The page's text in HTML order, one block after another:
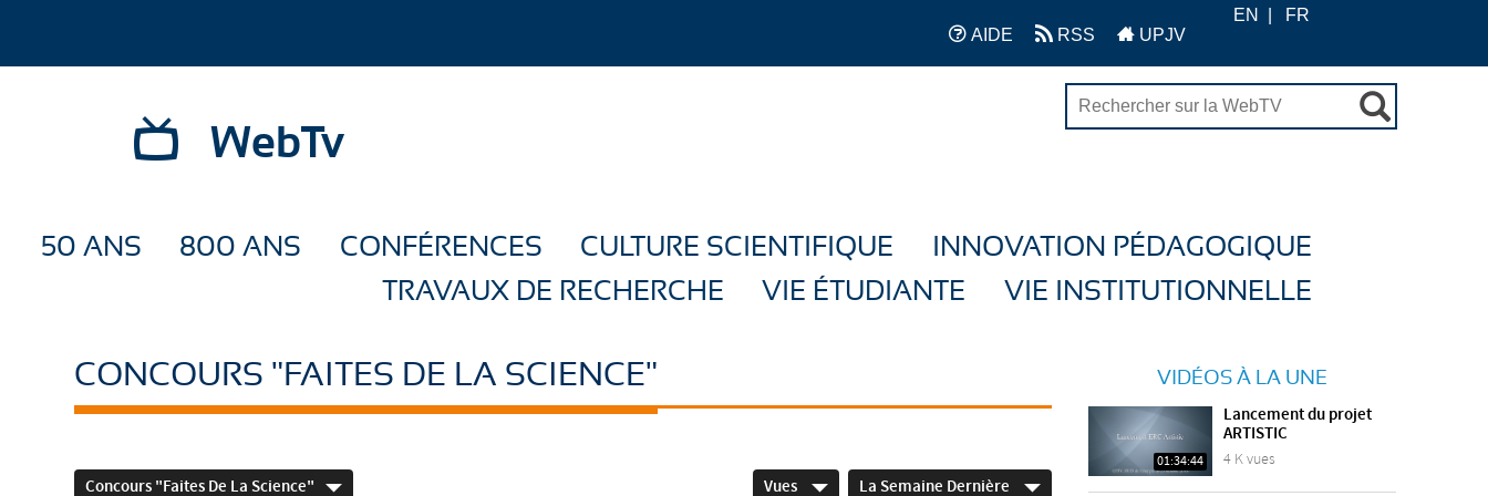
AIDE RSS UPJV
EN FR
WebTv
50 ANS 800 ANS CONFÉRENCES CULTURE SCIENTIFIQUE
INNOVATION PÉDAGOGIQUE
TRAVAUX DE RECHERCHE
VIE ÉTUDIANTE VIE INSTITUTIONNELLE
CONCOURS "FAITES DE LA SCIENCE"
Concours "Faites De La Science" Vues La Semaine Dernière
VIDÉOS À LA UNE
01:34:44
Lancement du projet
ARTISTIC
4 K vues